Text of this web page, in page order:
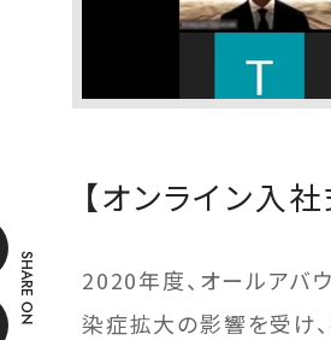
SHARE ON
【オンライン入
2020年度、オールアバ
染症拡大の影響を受け